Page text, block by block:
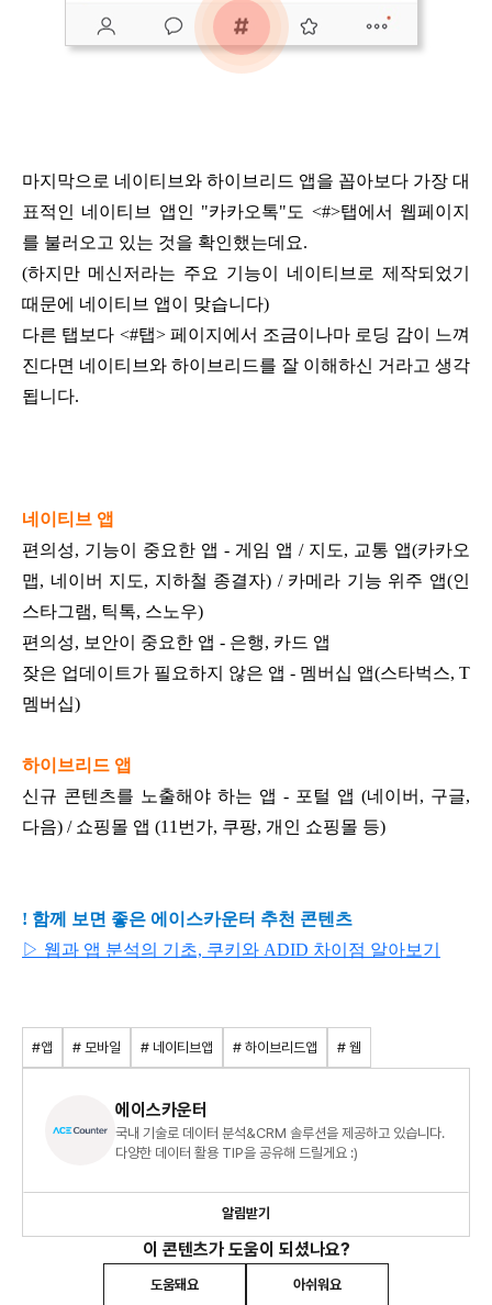
마지막으로 네이티브와 하이브리드 앱을 꼽아보다 가장 대
표적인 네이티브 앱인 "카카오톡"도 <#>탭에서 웹페이지
를 불러오고 있는 것을 확인했는데요.
(하지만 메신저라는 주요 기능이 네이티브로 제작되었기
때문에 네이티브 앱이 맞습니다)
다른 탭보다 <#탭> 페이지에서 조금이나마 로딩 감이 느껴
진다면 네이티브와 하이브리드를 잘 이해하신 거라고 생각
됩니다.
네이티브 앱
편의성, 기능이 중요한 앱 - 게임 앱 / 지도, 교통 앱(카카오
맵, 네이버 지도, 지하철 종결자) / 카메라 기능 위주 앱(인
스타그램, 틱톡, 스노우)
편의성, 보안이 중요한 앱 - 은행, 카드 앱
잦은 업데이트가 필요하지 않은 앱 - 멤버십 앱(스타벅스, T
멤버십)
하이브리드 앱
신규 콘텐츠를 노출해야 하는 앱 - 포털 앱 (네이버, 구글,
다음) / 쇼핑몰 앱 (11번가, 쿠팡, 개인 쇼핑몰 등)
! 함께 보면 좋은 에이스카운터 추천 콘텐츠
▷ 웹과 앱 분석의 기초, 쿠키와 ADID 차이점 알아보기
#앱 # 모바일 # 네이티브앱 # 하이브리드앱 # 웹
에이스카운터
국내 기술로 데이터 분석&CRM 솔루션을 제공하고 있습니다.
다양한 데이터 활용 TIP을 공유해 드릴게요 :)
알림받기
이 콘텐츠가 도움이 되셨나요?
도움돼요 아쉬워요